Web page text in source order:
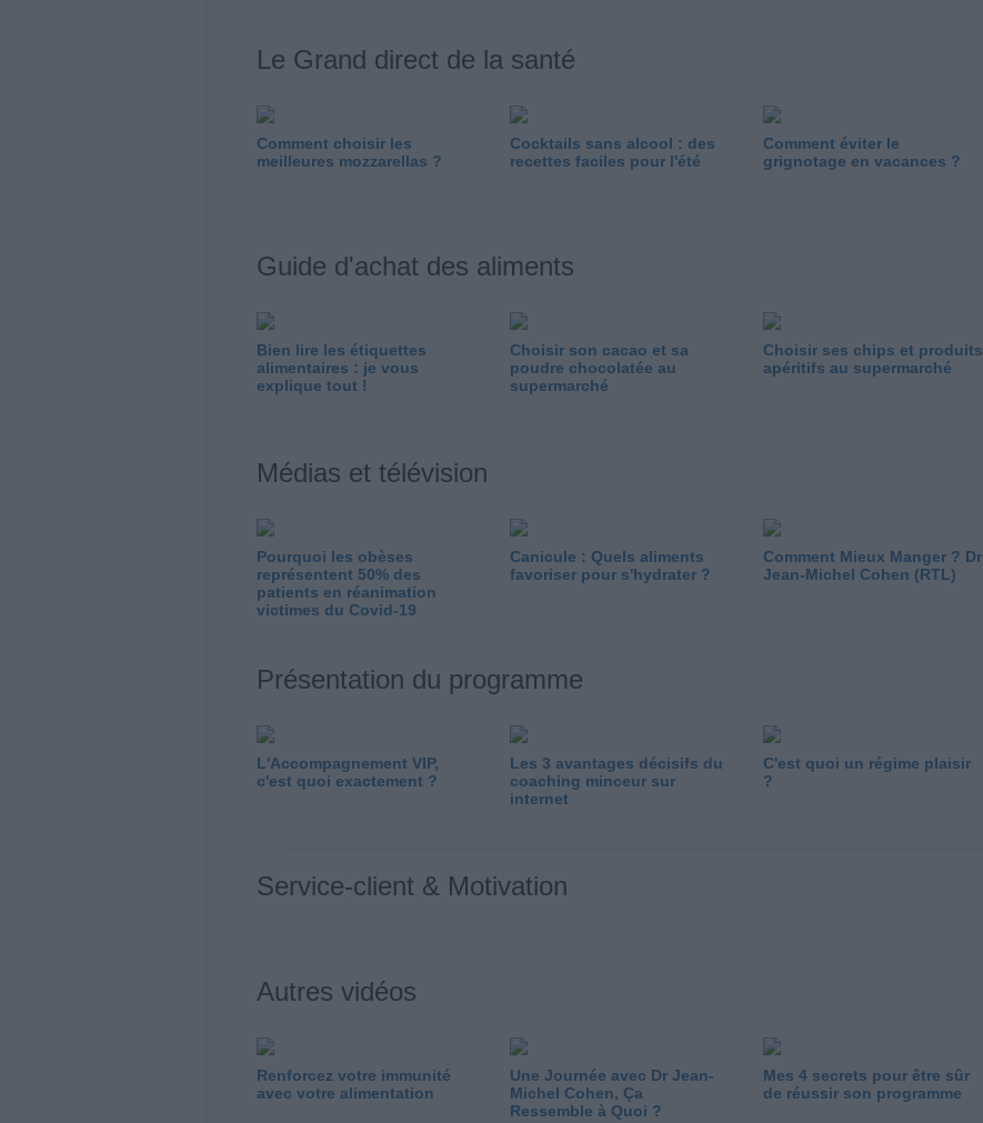
Le Grand direct de la santé
Comment choisir les
meilleures mozzarellas ?
Cocktails sans alcool : des
recettes faciles pour l'été
Comment éviter le
grignotage en vacances ?
Guide d'achat des aliments
Bien lire les étiquettes
alimentaires : je vous
explique tout !
Choisir son cacao et sa
poudre chocolatée au
supermarché
Choisir ses chips et produits
apéritifs au supermarché
Médias et télévision
Pourquoi les obèses
représentent 50% des
patients en réanimation
victimes du Covid-19
Canicule : Quels aliments
favoriser pour s'hydrater ?
Comment Mieux Manger ? Dr
Jean-Michel Cohen (RTL)
Présentation du programme
L'Accompagnement VIP,
c'est quoi exactement ?
Les 3 avantages décisifs du
coaching minceur sur
internet
C'est quoi un régime plaisir
?
Service-client & Motivation
Autres vidéos
Renforcez votre immunité
avec votre alimentation
Une Journée avec Dr Jean-
Michel Cohen, Ça
Ressemble à Quoi ?
Mes 4 secrets pour être sûr
de réussir son programme